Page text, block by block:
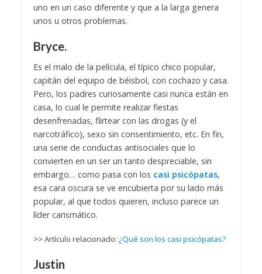
uno en un caso diferente y que a la larga genera
unos u otros problemas.
Bryce.
Es el malo de la película, el típico chico popular,
capitán del equipo de béisbol, con cochazo y casa.
Pero, los padres curiosamente casi nunca están en
casa, lo cual le permite realizar fiestas
desenfrenadas, flirtear con las drogas (y el
narcotráfico), sexo sin consentimiento, etc. En fin,
una serie de conductas antisociales que lo
convierten en un ser un tanto despreciable, sin
embargo… como pasa con los casi psicópatas,
esa cara oscura se ve encubierta por su lado más
popular, al que todos quieren, incluso parece un
líder carismático.
>> Artículo relacionado: ¿Qué son los casi psicópatas?
Justin